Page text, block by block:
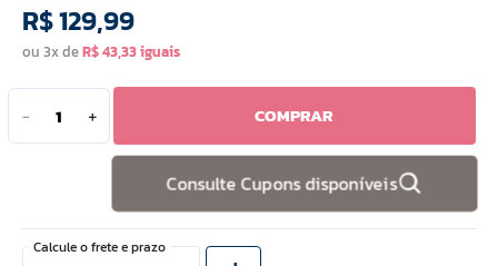
R$129,99
ou 3x deR$43,33
＋
－ COMPRAR
Consulte Cupons disponíveis
7º
creme
8º
batom
9º
camiseta
10º hidratante